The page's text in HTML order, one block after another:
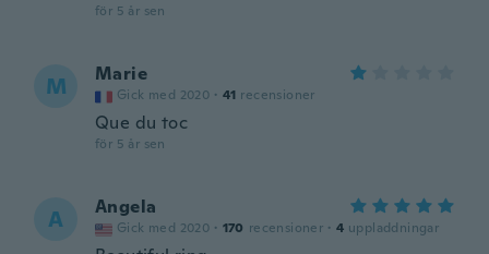
för 5 år sen
M Marie
Gick med 2020 · 41 recensioner
Que du toc
för 5 år sen
A Angela
Gick med 2020 · 170 recensioner · 4 uppladdningar